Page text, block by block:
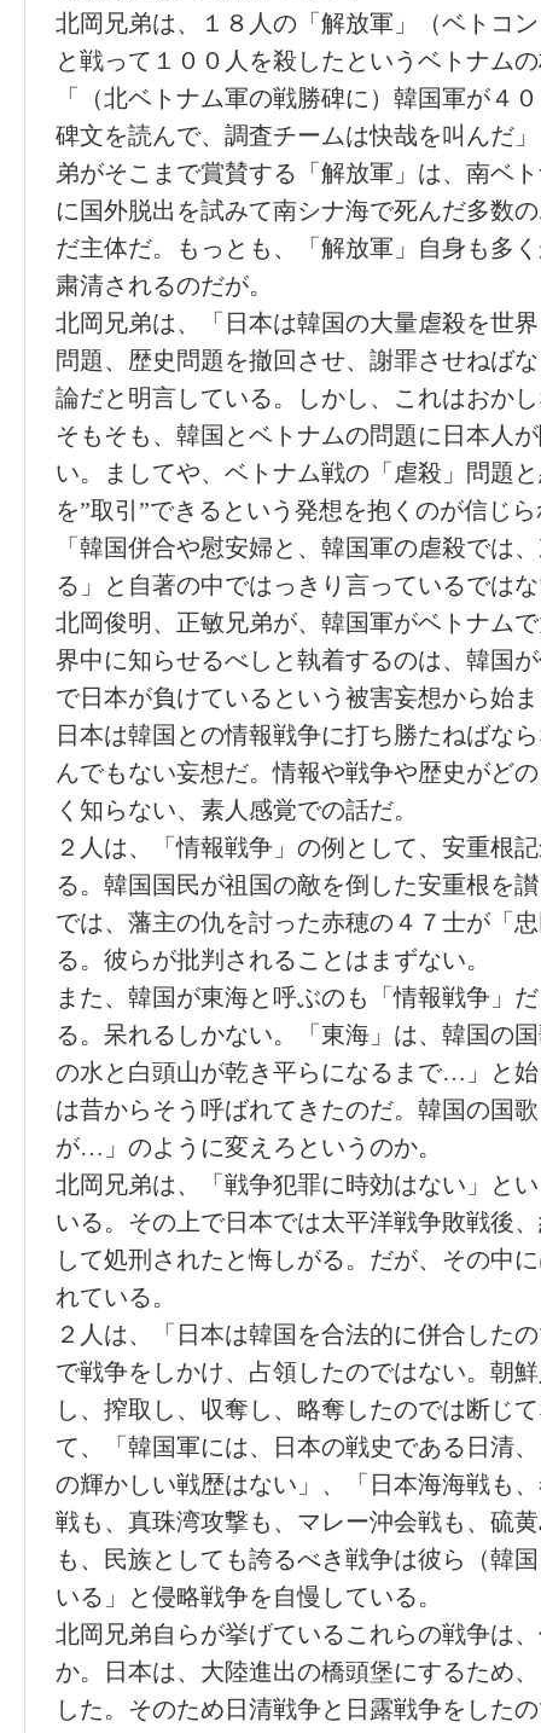
北岡兄弟は、１８人の「解放軍」（ベトコ
と戦って１００人を殺したというベトナム
「（北ベトナム軍の戦勝碑に）韓国軍が４
碑文を読んで、調査チームは快哉を叫んだ
弟がそこまで賞賛する「解放軍」は、南ベ
に国外脱出を試みて南シナ海で死んだ多数
だ主体だ。もっとも、「解放軍」自身も多
粛清されるのだが。
北岡兄弟は、「日本は韓国の大量虐殺を世
問題、歴史問題を撤回させ、謝罪させねば
論だと明言している。しかし、これはおか
そもそも、韓国とベトナムの問題に日本人
い。ましてや、ベトナム戦の「虐殺」問題
を”取引”できるという発想を抱くのが信じ
「韓国併合や慰安婦と、韓国軍の虐殺では
る」と自著の中ではっきり言っているでは
北岡俊明、正敏兄弟が、韓国軍がベトナム
界中に知らせるべしと執着するのは、韓国
で日本が負けているという被害妄想から始
日本は韓国との情報戦争に打ち勝たねばな
んでもない妄想だ。情報や戦争や歴史がど
く知らない、素人感覚での話だ。
２人は、「情報戦争」の例として、安重根
る。韓国国民が祖国の敵を倒した安重根を
では、藩主の仇を討った赤穂の４７士が「
る。彼らが批判されることはまずない。
また、韓国が東海と呼ぶのも「情報戦争」
る。呆れるしかない。「東海」は、韓国の
の水と白頭山が乾き平らになるまで…」と
は昔からそう呼ばれてきたのだ。韓国の国
が…」のように変えろというのか。
北岡兄弟は、「戦争犯罪に時効はない」と
いる。その上で日本では太平洋戦争敗戦後
して処刑されたと悔しがる。だが、その中
れている。
２人は、「日本は韓国を合法的に併合した
で戦争をしかけ、占領したのではない。朝
し、搾取し、収奪し、略奪したのでは断じ
て、「韓国軍には、日本の戦史である日清
の輝かしい戦歴はない」、「日本海海戦も
戦も、真珠湾攻撃も、マレー沖会戦も、硫
も、民族としても誇るべき戦争は彼ら（韓
いる」と侵略戦争を自慢している。
北岡兄弟自らが挙げているこれらの戦争は
か。日本は、大陸進出の橋頭堡にするため
した。そのため日清戦争と日露戦争をした